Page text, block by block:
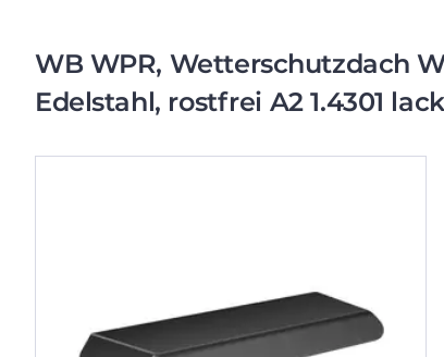
WB WPR, Wetterschutzdach
Edelstahl, rostfrei A2 1.4301